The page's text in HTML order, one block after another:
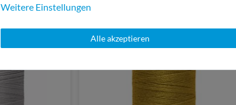
Weitere Einstellungen
Alle akzeptieren